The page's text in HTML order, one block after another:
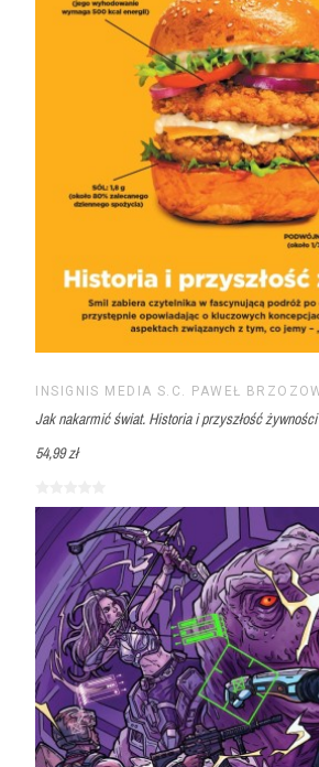
Jak nakarmić świat. Historia i przyszłość żywności
54,99 zł